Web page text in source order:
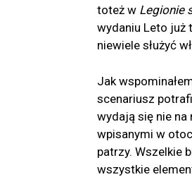
toteż w Legionie
wydaniu Leto już
niewiele służyć
Jak
scenariusz
wydają się nie
wpisanymi w
patrzy. Wszelkie
wszystkie